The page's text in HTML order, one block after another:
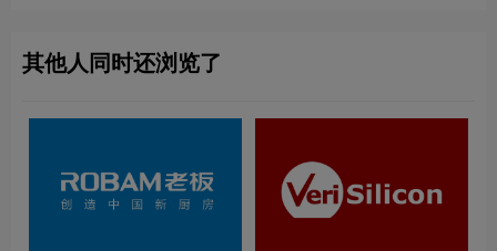
其他人同时还浏览了